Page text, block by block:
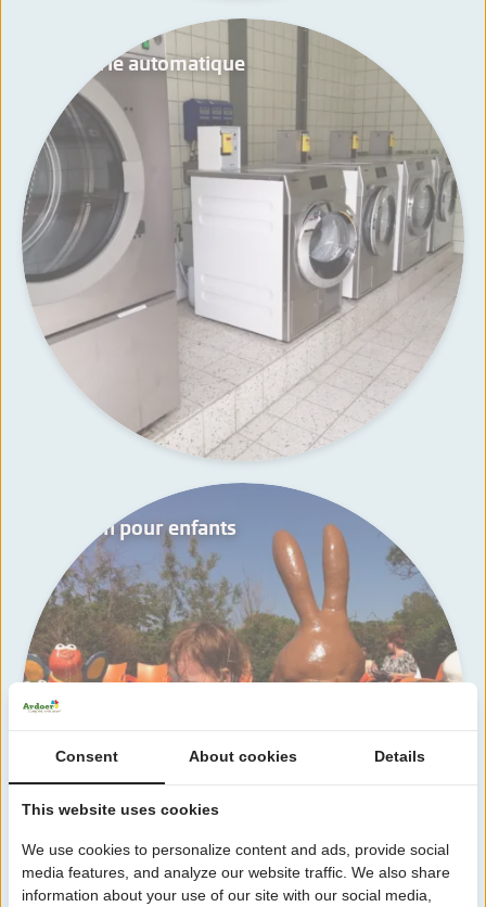
Laverie automatique
Bassin pour enfants
Consent About cookies Details
This website uses cookies
We use cookies to personalize content and ads, provide social
media features, and analyze our website traffic. We also share
information about your use of our site with our social media,